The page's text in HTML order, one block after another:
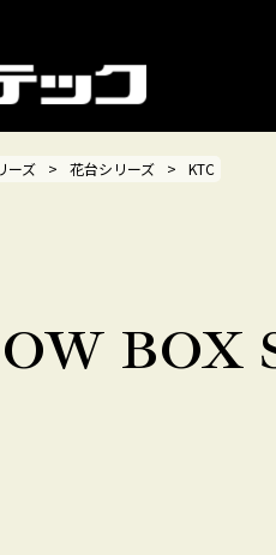
ーズ 花台シリーズ KTC
BOX